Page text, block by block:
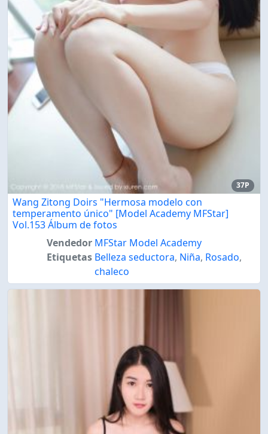
37P
Wang Zitong Doirs "Hermosa modelo con
temperamento único" [Model Academy MFStar]
Vol.153 Álbum de fotos
Vendedor MFStar Model Academy
Etiquetas Belleza seductora, Niña, Rosado,
chaleco